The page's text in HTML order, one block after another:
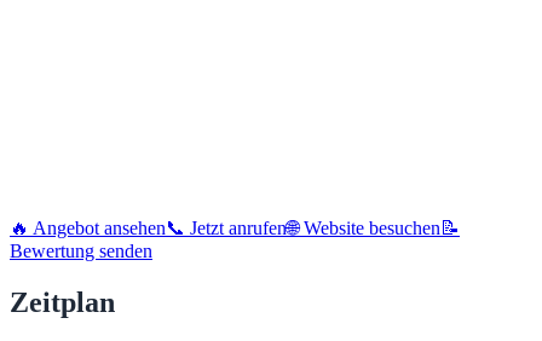
🔥 Angebot ansehen📞 Jetzt anrufen🌐 Website besuchen 📝
Bewertung senden
Zeitplan